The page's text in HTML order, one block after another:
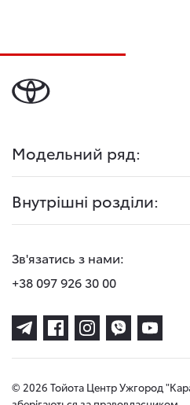
Модельний ряд:
Внутрішні розділи:
Зв'язатись з нами:
+38 097 926 30 00
© 2026 Тойота Центр Ужгород